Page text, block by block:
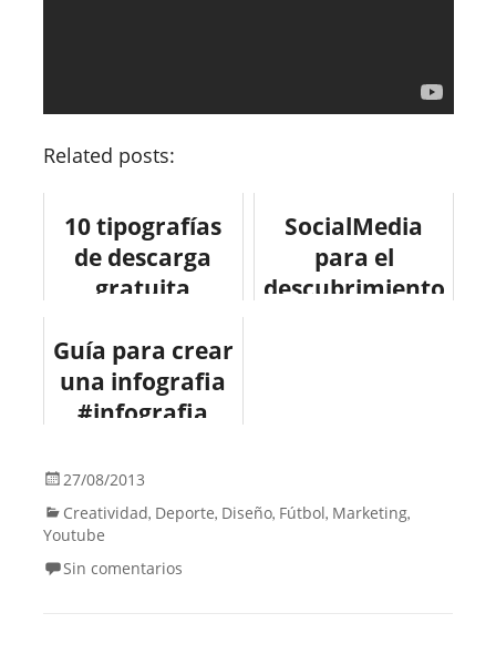
Related posts:
10 tipografías
de descarga
gratuita
SocialMedia
para el
descubrimiento
Guía para crear
una infografia
#infografia
27/08/2013
Creatividad, Deporte, Diseño, Fútbol, Marketing,
Youtube
Sin comentarios